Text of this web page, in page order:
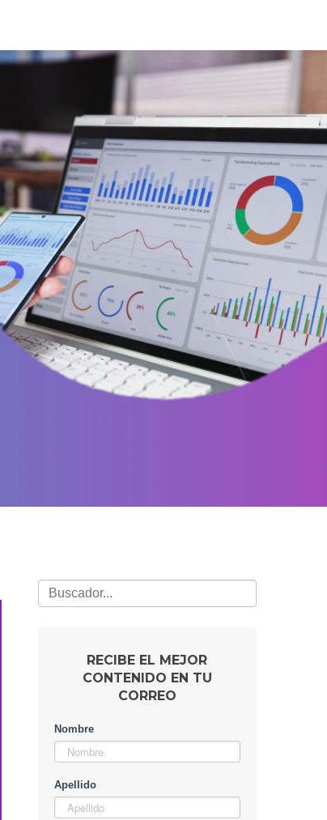
RECIBE EL MEJOR
CONTENIDO EN TU
CORREO